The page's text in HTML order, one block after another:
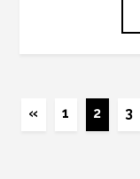
« 1 2 3